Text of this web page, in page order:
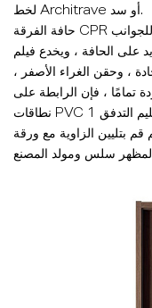
لخط Architrave أو سد.
على الحافة ، ويخدع فيلم
، وحقن الغراء الأصفر ،
تمامًا ، فإن الرابطة على
نطاقات PVC 1 مم مع حديد ملابس منزلية على "القطن". تقليم التدفق
بتليين الزاوية مع ورقة